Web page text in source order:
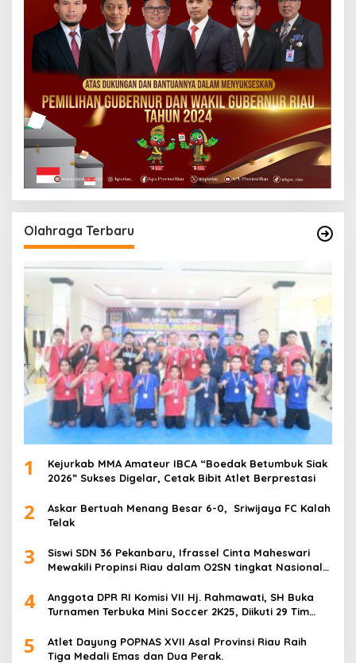
Olahraga Terbaru
1
Kejurkab MMA Amateur IBCA “Boedak Betumbuk Siak
2026” Sukses Digelar, Cetak Bibit Atlet Berprestasi
2
Askar Bertuah Menang Besar 6-0, Sriwijaya FC Kalah
Telak
3
Siswi SDN 36 Pekanbaru, Ifrassel Cinta Maheswari
Mewakili Propinsi Riau dalam O2SN tingkat Nasional
4
Anggota DPR RI Komisi VII Hj. Rahmawati, SH Buka
Turnamen Terbuka Mini Soccer 2K25, Diikuti 29 Tim
5
Atlet Dayung POPNAS XVII Asal Provinsi Riau Raih
Tiga Medali Emas dan Dua Perak.